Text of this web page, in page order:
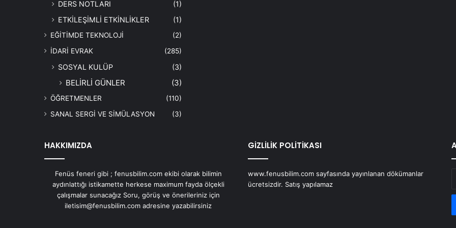
DERS NOTLARI
(1)
ETKİLEŞİMLİ ETKİNLİKLER
(1)
EĞİTİMDE TEKNOLOJİ
(2)
İDARİ EVRAK
(285)
SOSYAL KULÜP (3)
BELİRLİ GÜNLER (3)
ÖĞRETMENLER
(110)
SANAL SERGİ VE SİMÜLASYON
(3)
HAKKIMIZDA
Fenüs feneri gibi ; fenusbilim.com ekibi olarak bilimin
aydınlattığı istikamette herkese maximum fayda ölçekli
çalışmalar sunacağız Soru, görüş ve önerileriniz için
iletisim@fenusbilim.com adresine yazabilirsiniz
GİZLİLİK POLİTİKASI
www.fenusbilim.com sayfasında yayınlanan dökümanlar
ücretsizdir. Satış yapılamaz